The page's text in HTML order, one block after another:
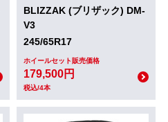
BLIZZAK (ブリザック) DM-
V3
245/65R17
ホイールセット販売価格
179,500円
税込/4本